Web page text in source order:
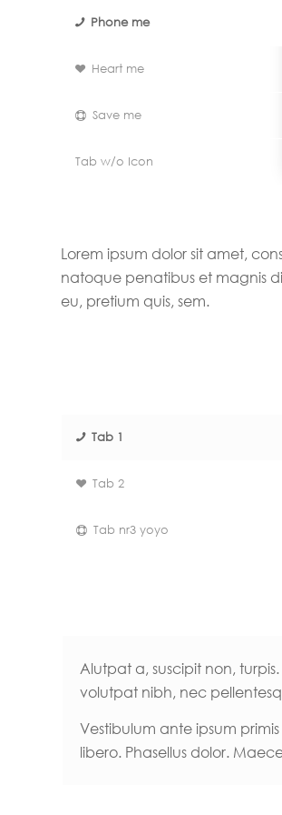
Phone me
Heart me
Save me
Tab w/o Icon
Lorem ipsum dolor sit amet,
natoque penatibus et magnis
eu, pretium quis, sem.
Tab 1
Tab 2
Tab nr3 yoyo
Alutpat a, suscipit non,
volutpat nibh, nec
Vestibulum ante ipsum
libero. Phasellus dolor.